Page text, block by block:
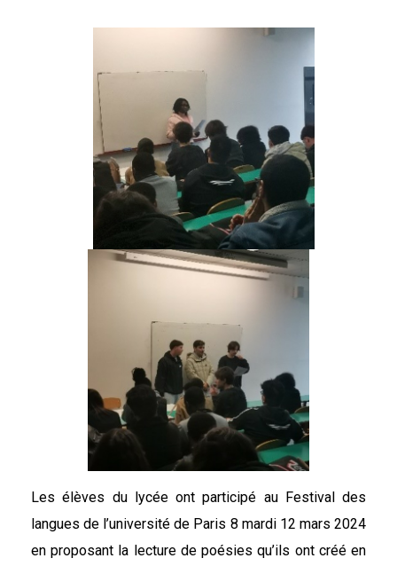
Les élèves du lycée ont participé au Festival des
langues de l’université de Paris 8 mardi 12 mars 2024
en proposant la lecture de poésies qu’ils ont créé en